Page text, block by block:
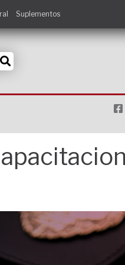
Suplementos